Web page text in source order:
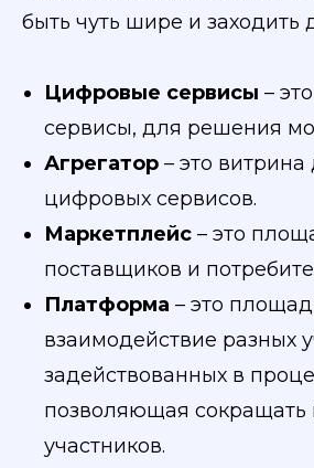
быть чуть шире и заходить
Цифровые сервисы –
сервисы, для решения
Агрегатор – это
цифровых сервисов.
Маркетплейс – это
поставщиков и
Платформа – это
взаимодействие разных
задействованных в
позволяющая сокращать
участников.